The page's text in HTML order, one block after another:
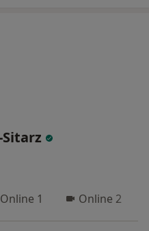
Online 1 Online 2